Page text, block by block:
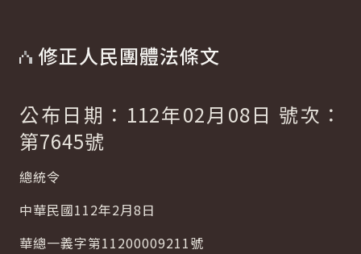
修正人民團體法條文
公布日期：112年02月08日 號次：
第7645號
總統令
中華民國112年2月8日
華總一義字第11200009211號